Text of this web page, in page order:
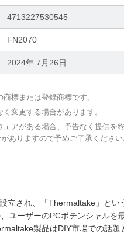
4713227530545
FN2070
2024年 7月26日
標または登録商標です。
変更する場合があります。
アがある場合、予告なく提供を
ありますので予めご了承ください
立され、「Thermaltake」と
ユーザーのPCポテンシャル
製品はDIY市場での話